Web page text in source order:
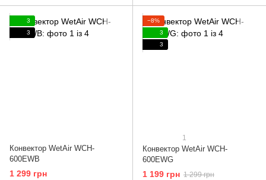
3
3
Конвектор WetAir WСH-
600EWB
1 299 грн
−8%
3
3
1
Конвектор WetAir WCH-
600EWG
1 199 грн 1 299 грн